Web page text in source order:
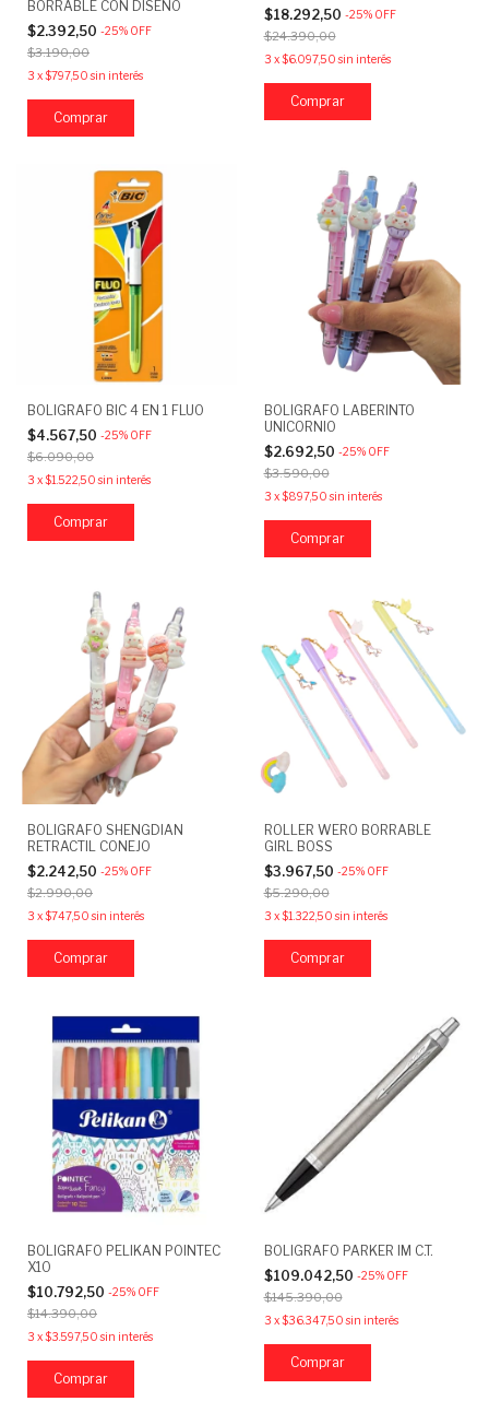
BORRABLE CON DISEÑO
$2.392,50 -25% OFF
$3.190,00
3 x$797,50 sin interés
Comprar
$18.292,50 -25% OFF
$24.390,00
3 x$6.097,50 sin interés
BOLIGRAFO BIC 4 EN 1 FLUO
$4.567,50 -25% OFF
$6.090,00
3 x$1.522,50 sin interés
BOLIGRAFO LABERINTO
UNICORNIO
$2.692,50 -25% OFF
$3.590,00
3 x$897,50 sin interés
Comprar
BOLIGRAFO SHENGDIAN
RETRACTIL CONEJO
$2.242,50 -25% OFF
$2.990,00
3 x$747,50 sin interés
Comprar
ROLLER WERO BORRABLE
GIRL BOSS
$3.967,50 -25% OFF
$5.290,00
3 x$1.322,50 sin interés
Comprar
BOLIGRAFO PELIKAN POINTEC
X10
$10.792,50 -25% OFF
$14.390,00
3 x$3.597,50 sin interés
BOLIGRAFO PARKER IM C.T.
$109.042,50 -25% OFF
$145.390,00
3 x$36.347,50 sin interés
Comprar